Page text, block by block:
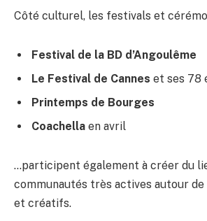
Côté culturel, les festivals et
Festival de la BD d’Angoulême
Le Festival de Cannes et ses 78
Printemps de Bourges
Coachella en avril
…participent également à créer du
communautés très actives autour
et créatifs.